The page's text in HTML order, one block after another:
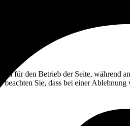
für den Betrieb der Seite, während
Sie, dass bei einer